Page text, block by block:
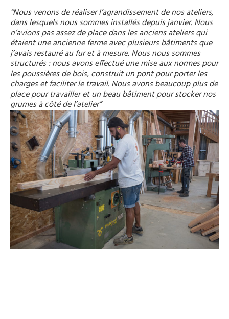
“Nous venons de réaliser l’agrandissement de nos ateliers,
dans lesquels nous sommes installés depuis janvier. Nous
n’avions pas assez de place dans les anciens ateliers qui
étaient une ancienne ferme avec plusieurs bâtiments que
j’avais restauré au fur et à mesure. Nous nous sommes
structurés : nous avons effectué une mise aux normes pour
les poussières de bois, construit un pont pour porter les
charges et faciliter le travail. Nous avons beaucoup plus de
place pour travailler et un beau bâtiment pour stocker nos
grumes à côté de l’atelier”